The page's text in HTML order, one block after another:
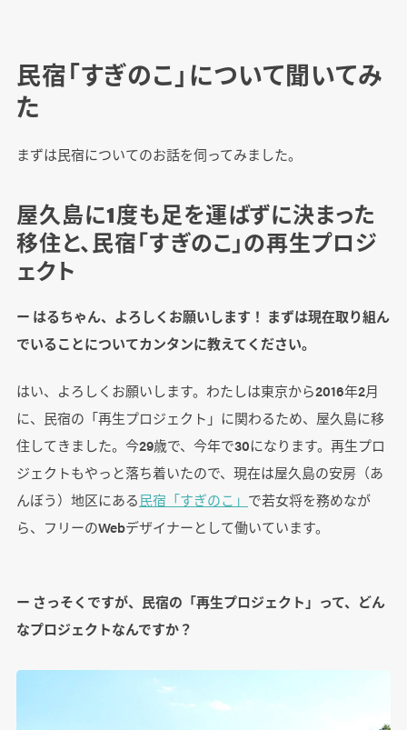
民宿「すぎのこ」について聞いてみ
た
まずは民宿についてのお話を伺ってみました。
屋久島に1度も足を運ばずに決まった
移住と、民宿「すぎのこ」の再生プロジ
ェクト
ー はるちゃん、よろしくお願いします！ まずは現在取り組ん
でいることについてカンタンに教えてください。
はい、よろしくお願いします。わたしは東京から2016年2月
に、民宿の「再生プロジェクト」に関わるため、屋久島に移
住してきました。今29歳で、今年で30になります。再生プロ
ジェクトもやっと落ち着いたので、現在は屋久島の安房（あ
んぼう）地区にある民宿「すぎのこ」 で若女将を務めなが
ら、フリーのWebデザイナーとして働いています。
ー さっそくですが、民宿の「再生プロジェクト」って、どん
なプロジェクトなんですか？